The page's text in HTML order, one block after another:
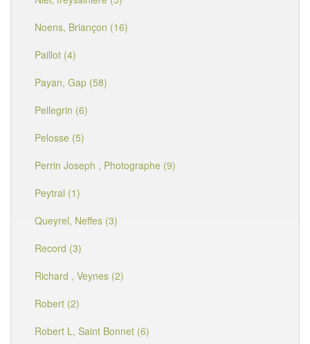
Noens, Briançon (16)
Paillot (4)
Payan, Gap (58)
Pellegrin (6)
Pelosse (5)
Perrin Joseph , Photographe (9)
Peytral (1)
Queyrel, Neffes (3)
Record (3)
Richard , Veynes (2)
Robert (2)
Robert L, Saint Bonnet (6)